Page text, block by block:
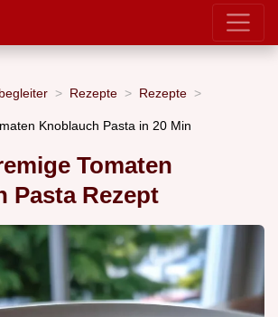
Rezepte Rezepte
Knoblauch Pasta in 20 Min
Tomaten
Pasta Rezept